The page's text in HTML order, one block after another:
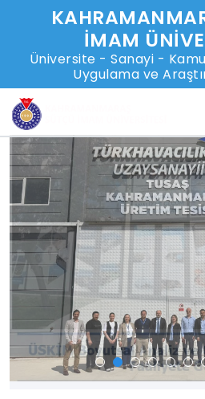
İMAM
Üniversite - Sanayi -
Uygulama ve